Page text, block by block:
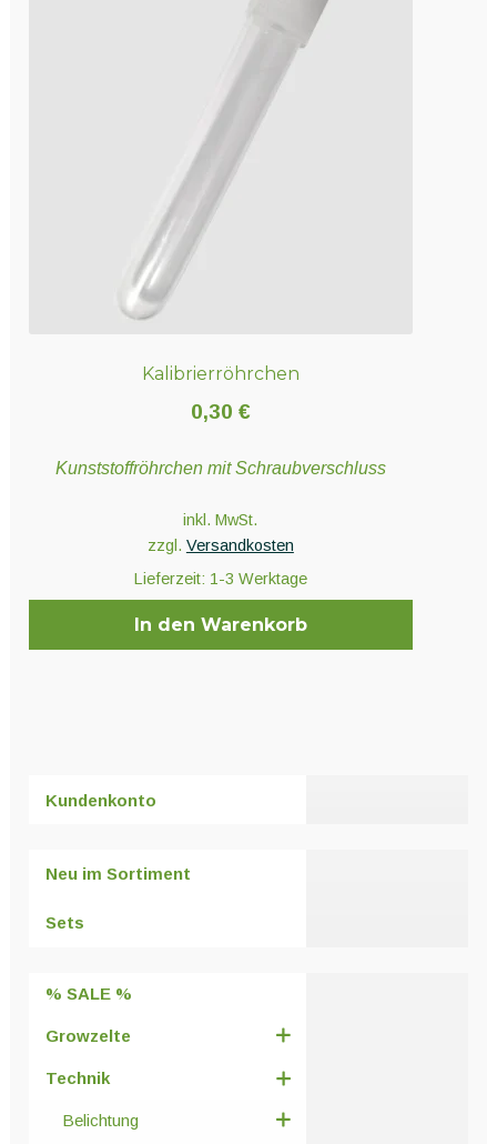
Kalibrierröhrchen
0,30 €
Kunststoffröhrchen mit Schraubverschluss
inkl. MwSt.
zzgl. Versandkosten
Lieferzeit: 1-3 Werktage
In den Warenkorb
Kundenkonto
Neu im Sortiment
Sets
% SALE %
Growzelte
Technik
Belichtung